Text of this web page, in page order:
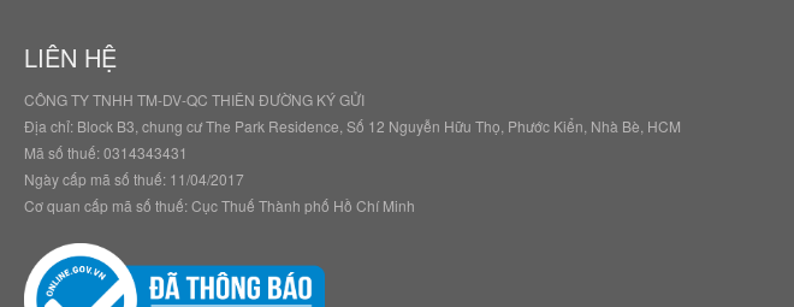
LIÊN HỆ
CÔNG TY TNHH TM-DV-QC THIÊN ĐƯỜNG KÝ GỬI
Địa chỉ: Block B3, chung cư The Park Residence, Số 12 Nguyễn Hữu Thọ, Phước Kiển, Nhà Bè, HCM
Mã số thuế: 0314343431
Ngày cấp mã số thuế: 11/04/2017
Cơ quan cấp mã số thuế: Cục Thuế Thành phố Hồ Chí Minh